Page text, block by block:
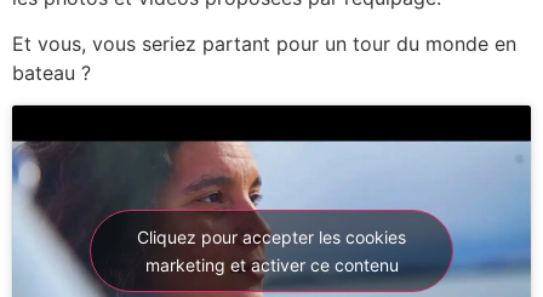
Et vous, vous seriez partant pour un tour du monde en
bateau ?
Cliquez pour accepter les cookies
marketing et activer ce contenu